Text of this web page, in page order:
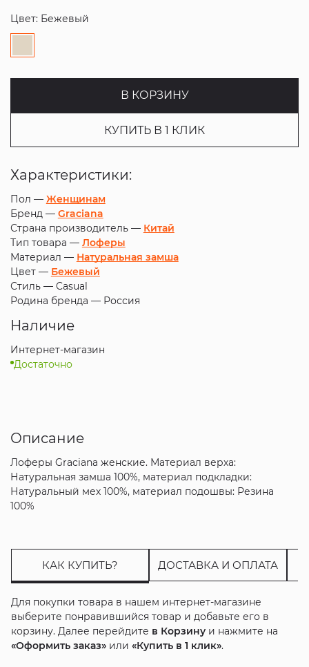
Цвет: Бежевый
В КОРЗИНУ
КУПИТЬ В 1 КЛИК
Характеристики:
Пол — Женщинам
Бренд — Graciana
Страна производитель — Китай
Тип товара — Лоферы
Материал — Натуральная замша
Цвет — Бежевый
Стиль — Casual
Родина бренда — Россия
Наличие
Интернет-магазин
Достаточно
Описание
Лоферы Graciana женские. Материал верха:
Натуральная замша 100%, материал подкладки:
Натуральный мех 100%, материал подошвы: Резина
100%
КАК КУПИТЬ? ДОСТАВКА И ОПЛАТА
Для покупки товара в нашем интернет-магазине
выберите понравившийся товар и добавьте его в
корзину. Далее перейдите в Корзинуи нажмите на
«Оформить заказ»или «Купить в 1 клик».